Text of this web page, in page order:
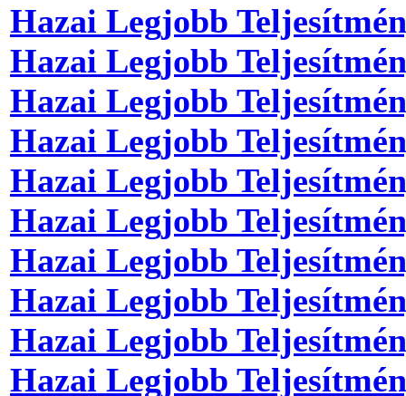
Hazai Legjobb
Hazai Legjobb
Hazai Legjobb
Hazai Legjobb
Hazai Legjobb
Hazai Legjobb
Hazai Legjobb
Hazai Legjobb
Hazai Legjobb
Hazai Legjobb